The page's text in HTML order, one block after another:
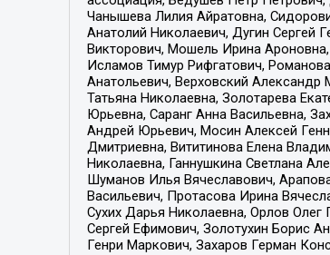
Чанышева Лилия Айратовна,
Анатолий Николаевич, Дугин Сергей
Викторович, Мошель Ирина
Исламов Тимур Рифгатович,
Анатольевич, Верховский
Татьяна Николаевна, Золотарева
Юрьевна, Саранг Анна Васильевна,
Андрей Юрьевич, Мосин Алексей
Дмитриевна, Вититинова Елена
Николаевна, Ганнушкина Светлана
Шуманов Илья Вячеславович,
Васильевич, Протасова Ирина
Сухих Дарья Николаевна, Орлов
Сергей Ефимович, Золотухин Борис
Генри Маркович, Захаров Герман